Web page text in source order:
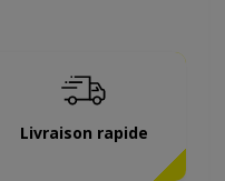
Livraison rapide